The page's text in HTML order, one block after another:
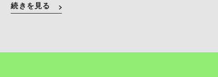
続きを見る